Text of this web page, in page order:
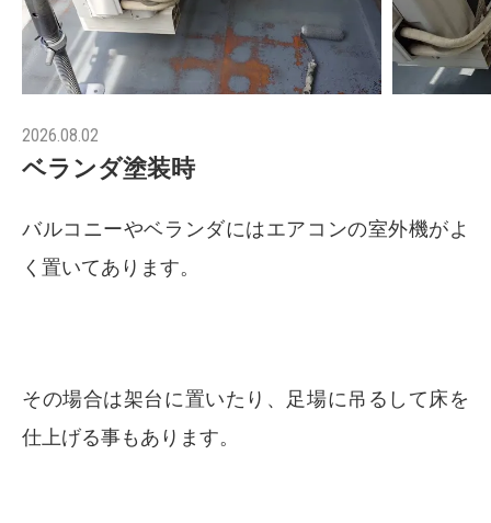
2026.08.02
ベランダ塗装時
バルコニーやベランダにはエアコンの室外機がよ
く置いてあります。
その場合は架台に置いたり、足場に吊るして床を
仕上げる事もあります。